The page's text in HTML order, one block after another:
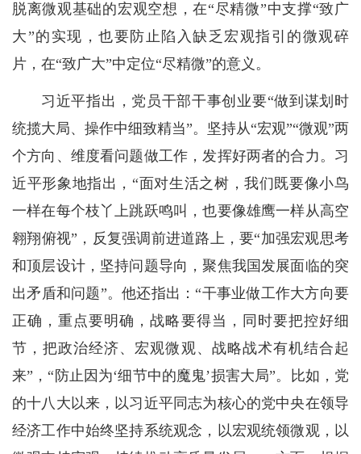
脱离微观基础的宏观空想，在“尽精微”中支撑“致广
大”的实现，也要防止陷入缺乏宏观指引的微观碎
片，在“致广大”中定位“尽精微”的意义。
习近平指出，党员干部干事创业要“做到谋划时
统揽大局、操作中细致精当”。坚持从“宏观”“微观”两
个方向、维度看问题做工作，发挥好两者的合力。习
近平形象地指出，“面对生活之树，我们既要像小鸟
一样在每个枝丫上跳跃鸣叫，也要像雄鹰一样从高空
翱翔俯视”，反复强调前进道路上，要“加强宏观思考
和顶层设计，坚持问题导向，聚焦我国发展面临的突
出矛盾和问题”。他还指出：“干事业做工作大方向要
正确，重点要明确，战略要得当，同时要把控好细
节，把政治经济、宏观微观、战略战术有机结合起
来”，“防止因为‘细节中的魔鬼’损害大局”。比如，党
的十八大以来，以习近平同志为核心的党中央在领导
经济工作中始终坚持系统观念，以宏观统领微观，以